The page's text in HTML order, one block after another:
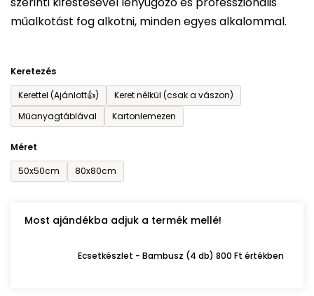
műalkotást fog alkotni, minden egyes alkalommal.
Keretezés
Kerettel (Ajánlott👍)
Keret nélkül (csak a vászon)
Műanyagtáblával
Kartonlemezen
Méret
50x50cm
80x80cm
Most ajándékba adjuk a termék mellé!
Ecsetkészlet - Bambusz (4 db) 800 Ft értékben
csillag.